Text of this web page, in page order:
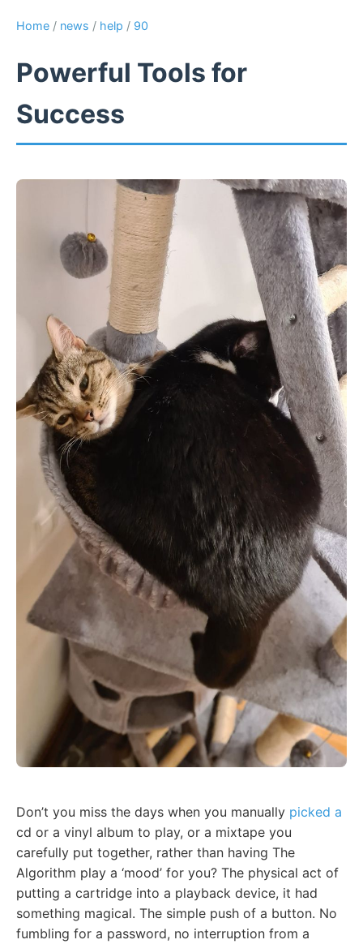
Home / news / help / 90
Powerful Tools for
Success
Don’t you miss the days when you manually picked a
cd or a vinyl album to play, or a mixtape you
carefully put together, rather than having The
Algorithm play a ‘mood’ for you? The physical act of
putting a cartridge into a playback device, it had
something magical. The simple push of a button. No
fumbling for a password, no interruption from a